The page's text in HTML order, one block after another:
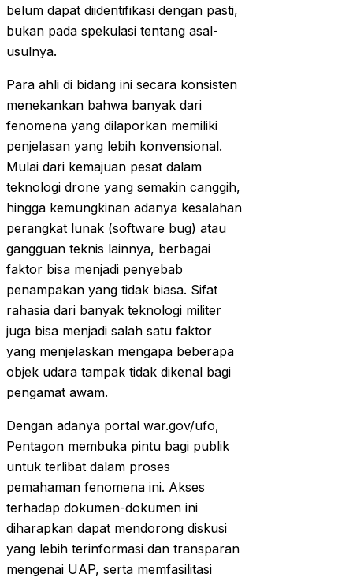
belum dapat diidentifikasi dengan pasti,
bukan pada spekulasi tentang asal-
usulnya.
Para ahli di bidang ini secara konsisten
menekankan bahwa banyak dari
fenomena yang dilaporkan memiliki
penjelasan yang lebih konvensional.
Mulai dari kemajuan pesat dalam
teknologi drone yang semakin canggih,
hingga kemungkinan adanya kesalahan
perangkat lunak (software bug) atau
gangguan teknis lainnya, berbagai
faktor bisa menjadi penyebab
penampakan yang tidak biasa. Sifat
rahasia dari banyak teknologi militer
juga bisa menjadi salah satu faktor
yang menjelaskan mengapa beberapa
objek udara tampak tidak dikenal bagi
pengamat awam.
Dengan adanya portal war.gov/ufo,
Pentagon membuka pintu bagi publik
untuk terlibat dalam proses
pemahaman fenomena ini. Akses
terhadap dokumen-dokumen ini
diharapkan dapat mendorong diskusi
yang lebih terinformasi dan transparan
mengenai UAP, serta memfasilitasi